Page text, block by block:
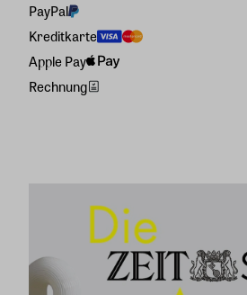
PayPal
Kreditkarte
Apple Pay
Rechnung